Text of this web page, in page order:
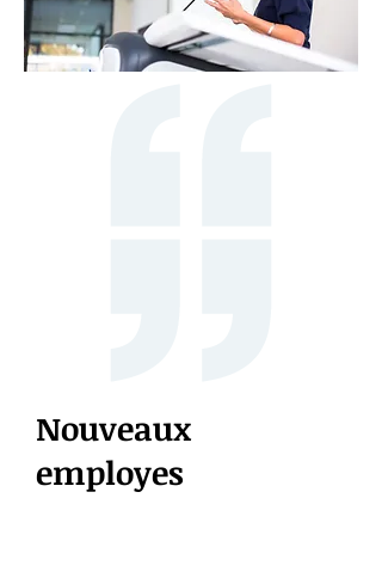
Nouveaux
employes